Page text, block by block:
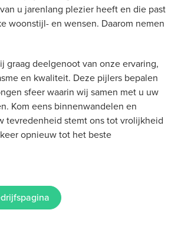
u jarenlang plezier heeft en die past
woonstijl- en wensen. Daarom nemen
graag deelgenoot van onze ervaring,
en kwaliteit. Deze pijlers bepalen
sfeer waarin wij samen met u uw
Kom eens binnenwandelen en
tevredenheid stemt ons tot vrolijkheid
opnieuw tot het beste